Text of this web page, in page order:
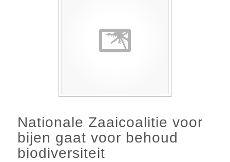
Nationale Zaaicoalitie voor
bijen gaat voor behoud
biodiversiteit